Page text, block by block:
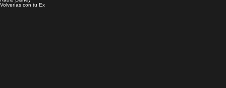
Volverías con tu Ex